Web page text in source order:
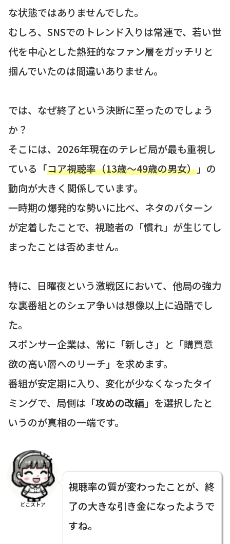
な状態ではありませんでした。
むしろ、SNSでのトレンド入りは常連で、若い世
代を中心とした熱狂的なファン層をガッチリと
掴んでいたのは間違いありません。
では、なぜ終了という決断に至ったのでしょう
か？
そこには、2026年現在のテレビ局が最も重視し
ている「コア視聴率（13歳〜49歳の男女）」の
動向が大きく関係しています。
一時期の爆発的な勢いに比べ、ネタのパターン
が定着したことで、視聴者の「慣れ」が生じてし
まったことは否めません。
特に、日曜夜という激戦区において、他局の強力
な裏番組とのシェア争いは想像以上に過酷でし
た。
スポンサー企業は、常に「新しさ」と「購買意
欲の高い層へのリーチ」を求めます。
番組が安定期に入り、変化が少なくなったタイ
ミングで、局側は「攻めの改編 」を選択したと
いうのが真相の一端です。
どこストア
視聴率の質が変わったことが、終
了の大きな引き金になったようで
すね。